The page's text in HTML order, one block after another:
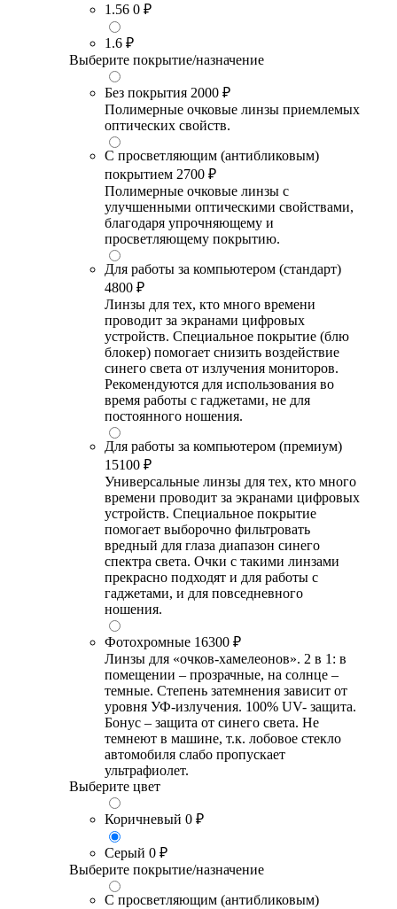
1.56 0 ₽
1.6 ₽
Выберите покрытие/назначение
Без покрытия 2000 ₽
Полимерные очковые линзы приемлемых
оптических свойств.
С просветляющим (антибликовым)
покрытием 2700 ₽
Полимерные очковые линзы с
улучшенными оптическими свойствами,
благодаря упрочняющему и
просветляющему покрытию.
Для работы за компьютером (стандарт)
4800 ₽
Линзы для тех, кто много времени
проводит за экранами цифровых
устройств. Специальное покрытие (блю
блокер) помогает снизить воздействие
синего света от излучения мониторов.
Рекомендуются для использования во
время работы с гаджетами, не для
постоянного ношения.
Для работы за компьютером (премиум)
15100 ₽
Универсальные линзы для тех, кто много
времени проводит за экранами цифровых
устройств. Специальное покрытие
помогает выборочно фильтровать
вредный для глаза диапазон синего
спектра света. Очки с такими линзами
прекрасно подходят и для работы с
гаджетами, и для повседневного
ношения.
Фотохромные 16300 ₽
Линзы для «очков-хамелеонов». 2 в 1: в
помещении – прозрачные, на солнце –
темные. Степень затемнения зависит от
уровня УФ-излучения. 100% UV- защита.
Бонус – защита от синего света. Не
темнеют в машине, т.к. лобовое стекло
автомобиля слабо пропускает
ультрафиолет.
Выберите цвет
Коричневый 0 ₽
Серый 0 ₽
Выберите покрытие/назначение
С просветляющим (антибликовым)